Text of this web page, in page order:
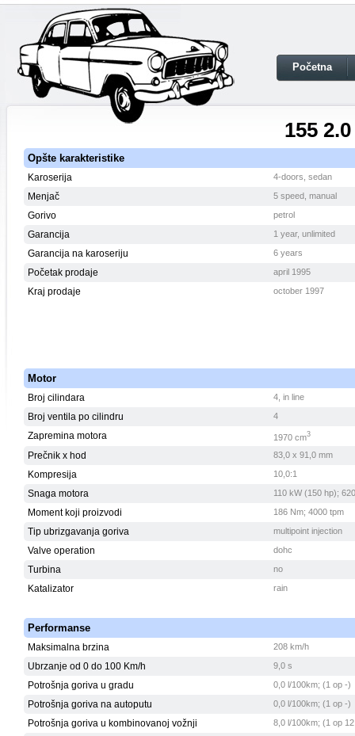
Početna
155
Opšte karakteristike
Karoserija 4-doors, sedan
Menjač 5 speed, manual
Gorivo petrol
Garancija 1 year, unlimited
Garancija na karoseriju 6 years
Početak prodaje april 1995
Kraj prodaje october 1997
Motor
Broj cilindara 4, in line
Broj ventila po cilindru 4
Zapremina motora 1970 cm3
Prečnik x hod 83,0 x 91,0 mm
Kompresija 10,0:1
Snaga motora 110 kW (150 hp);
Moment koji proizvodi 186 Nm; 4000 tpm
Tip ubrizgavanja goriva multipoint injection
Valve operation dohc
Turbina no
Katalizator rain
Performanse
Maksimalna brzina 208 km/h
Ubrzanje od 0 do 100 Km/h 9,0 s
Potrošnja goriva u gradu 0,0 l/100km; (1 op -)
Potrošnja goriva na autoputu 0,0 l/100km; (1 op -)
Potrošnja goriva u kombinovanoj vožnji 8,0 l/100km; (1 op